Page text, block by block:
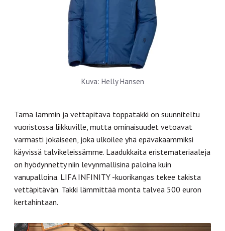
Kuva: Helly Hansen
Tämä lämmin ja vettäpitävä toppatakki on suunniteltu
vuoristossa liikkuville, mutta ominaisuudet vetoavat
varmasti jokaiseen, joka ulkoilee yhä epävakaammiksi
käyvissä talvikeleissämme. Laadukkaita eristemateriaaleja
on hyödynnetty niin levynmallisina paloina kuin
vanupalloina. LIFA INFINITY -kuorikangas tekee takista
vettäpitävän. Takki lämmittää monta talvea 500 euron
kertahintaan.